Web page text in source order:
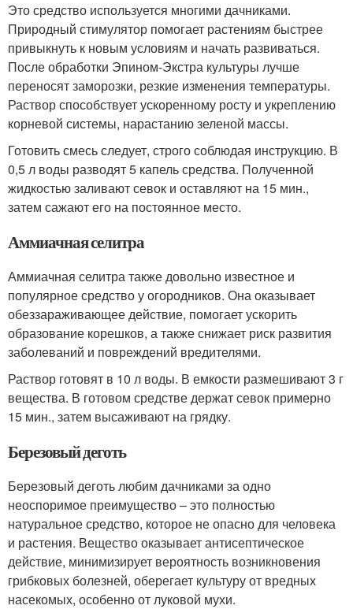
Это средство используется многими дачниками.
Природный стимулятор помогает растениям быстрее
привыкнуть к новым условиям и начать развиваться.
После обработки Эпином-Экстра культуры лучше
переносят заморозки, резкие изменения температуры.
Раствор способствует ускоренному росту и укреплению
корневой системы, нарастанию зеленой массы.
Готовить смесь следует, строго соблюдая инструкцию. В
0,5 л воды разводят 5 капель средства. Полученной
жидкостью заливают севок и оставляют на 15 мин.,
затем сажают его на постоянное место.
Аммиачная селитра
Аммиачная селитра также довольно известное и
популярное средство у огородников. Она оказывает
обеззараживающее действие, помогает ускорить
образование корешков, а также снижает риск развития
заболеваний и повреждений вредителями.
Раствор готовят в 10 л воды. В емкости размешивают 3 г
вещества. В готовом средстве держат севок примерно
15 мин., затем высаживают на грядку.
Березовый деготь
Березовый деготь любим дачниками за одно
неоспоримое преимущество – это полностью
натуральное средство, которое не опасно для человека
и растения. Вещество оказывает антисептическое
действие, минимизирует вероятность возникновения
грибковых болезней, оберегает культуру от вредных
насекомых, особенно от луковой мухи.